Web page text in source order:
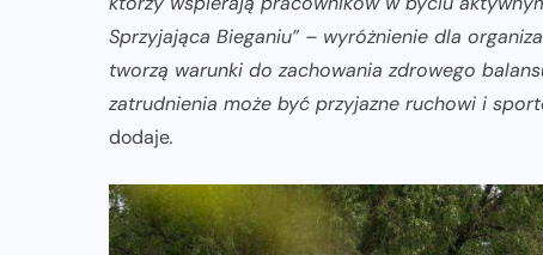
Sprzyjająca Bieganiu” – wyróżnienie dla
tworzą warunki do zachowania zdrowego
zatrudnienia może być przyjazne ruchowi i
dodaje.